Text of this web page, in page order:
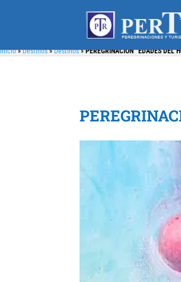
Inicio»Destinos»Destinos»PEREGRINACIÓN “EDADES